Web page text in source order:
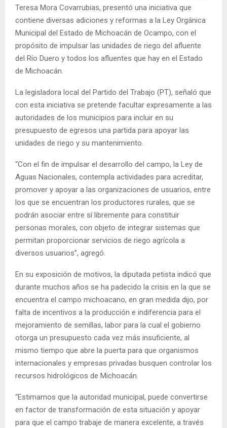
Teresa Mora Covarrubias, presentó una iniciativa que
contiene diversas adiciones y reformas a la Ley Orgánica
Municipal del Estado de Michoacán de Ocampo, con el
propósito de impulsar las unidades de riego del afluente
del Río Duero y todos los afluentes que hay en el Estado
de Michoacán.
La legisladora local del Partido del Trabajo (PT), señaló que
con esta iniciativa se pretende facultar expresamente a las
autoridades de los municipios para incluir en su
presupuesto de egresos una partida para apoyar las
unidades de riego y su mantenimiento.
“Con el fin de impulsar el desarrollo del campo, la Ley de
Aguas Nacionales, contempla actividades para acreditar,
promover y apoyar a las organizaciones de usuarios, entre
los que se encuentran los productores rurales, que se
podrán asociar entre sí libremente para constituir
personas morales, con objeto de integrar sistemas que
permitan proporcionar servicios de riego agrícola a
diversos usuarios”, agregó.
En su exposición de motivos, la diputada petista indicó que
durante muchos años se ha padecido la crisis en la que se
encuentra el campo michoacano, en gran medida dijo, por
falta de incentivos a la producción e indiferencia para el
mejoramiento de semillas, labor para la cual el gobierno
otorga un presupuesto cada vez más insuficiente, al
mismo tiempo que abre la puerta para que organismos
internacionales y empresas privadas busquen controlar los
recursos hidrológicos de Michoacán.
“Estimamos que la autoridad municipal, puede convertirse
en factor de transformación de esta situación y apoyar
para que el campo trabaje de manera excelente, a través